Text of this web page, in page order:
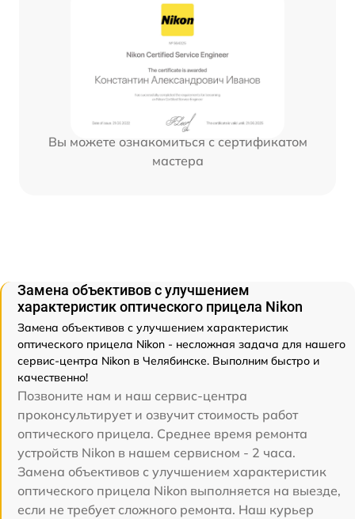
Вы можете ознакомиться с сертификатом
мастера
Замена объективов с улучшением
характеристик оптического прицела Nikon
Замена объективов с улучшением характеристик
оптического прицела Nikon - несложная задача для нашего
сервис-центра Nikon в Челябинске. Выполним быстро и
качественно!
Позвоните нам и наш сервис-центра
проконсультирует и озвучит стоимость работ
оптического прицела. Среднее время ремонта
устройств Nikon в нашем сервисном - 2 часа.
Замена объективов с улучшением характеристик
оптического прицела Nikon выполняется на выезде,
если не требует сложного ремонта. Наш курьер